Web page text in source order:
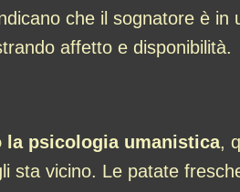
che il sognatore è in
affetto e disponibilità.
la psicologia umanistica,
sta vicino. Le patate